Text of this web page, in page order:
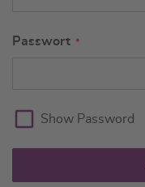
Passwort
Show Password